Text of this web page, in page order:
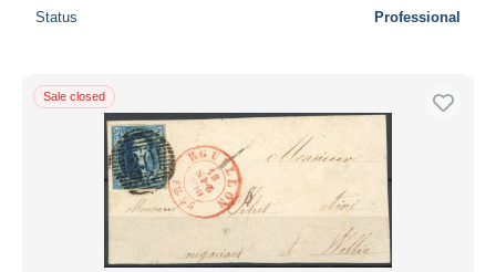
Status Professional
Sale closed